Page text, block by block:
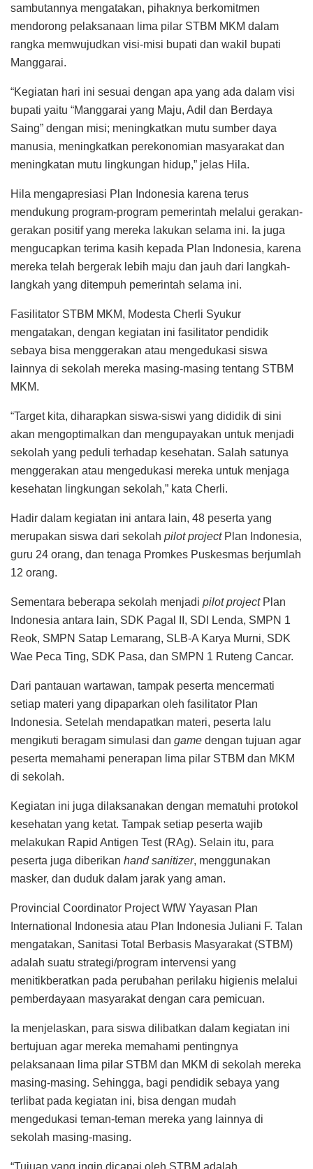
sambutannya mengatakan, pihaknya berkomitmen
mendorong pelaksanaan lima pilar STBM MKM dalam
rangka memwujudkan visi-misi bupati dan wakil bupati
Manggarai.
“Kegiatan hari ini sesuai dengan apa yang ada dalam visi
bupati yaitu “Manggarai yang Maju, Adil dan Berdaya
Saing” dengan misi; meningkatkan mutu sumber daya
manusia, meningkatkan perekonomian masyarakat dan
meningkatan mutu lingkungan hidup,” jelas Hila.
Hila mengapresiasi Plan Indonesia karena terus
mendukung program-program pemerintah melalui gerakan-
gerakan positif yang mereka lakukan selama ini. Ia juga
mengucapkan terima kasih kepada Plan Indonesia, karena
mereka telah bergerak lebih maju dan jauh dari langkah-
langkah yang ditempuh pemerintah selama ini.
Fasilitator STBM MKM, Modesta Cherli Syukur
mengatakan, dengan kegiatan ini fasilitator pendidik
sebaya bisa menggerakan atau mengedukasi siswa
lainnya di sekolah mereka masing-masing tentang STBM
MKM.
“Target kita, diharapkan siswa-siswi yang dididik di sini
akan mengoptimalkan dan mengupayakan untuk menjadi
sekolah yang peduli terhadap kesehatan. Salah satunya
menggerakan atau mengedukasi mereka untuk menjaga
kesehatan lingkungan sekolah,” kata Cherli.
Hadir dalam kegiatan ini antara lain, 48 peserta yang
merupakan siswa dari sekolah pilot projectPlan Indonesia,
guru 24 orang, dan tenaga Promkes Puskesmas berjumlah
12 orang.
Sementara beberapa sekolah menjadi pilot projectPlan
Indonesia antara lain, SDK Pagal II, SDI Lenda, SMPN 1
Reok, SMPN Satap Lemarang, SLB-A Karya Murni, SDK
Wae Peca Ting, SDK Pasa, dan SMPN 1 Ruteng Cancar.
Dari pantauan wartawan, tampak peserta mencermati
setiap materi yang dipaparkan oleh fasilitator Plan
Indonesia. Setelah mendapatkan materi, peserta lalu
mengikuti beragam simulasi dan game dengan tujuan agar
peserta memahami penerapan lima pilar STBM dan MKM
di sekolah.
Kegiatan ini juga dilaksanakan dengan mematuhi protokol
kesehatan yang ketat. Tampak setiap peserta wajib
melakukan Rapid Antigen Test (RAg). Selain itu, para
peserta juga diberikan hand sanitizer, menggunakan
masker, dan duduk dalam jarak yang aman.
Provincial Coordinator Project WfW Yayasan Plan
International Indonesia atau Plan Indonesia Juliani F. Talan
mengatakan, Sanitasi Total Berbasis Masyarakat (STBM)
adalah suatu strategi/program intervensi yang
menitikberatkan pada perubahan perilaku higienis melalui
pemberdayaan masyarakat dengan cara pemicuan.
Ia menjelaskan, para siswa dilibatkan dalam kegiatan ini
bertujuan agar mereka memahami pentingnya
pelaksanaan lima pilar STBM dan MKM di sekolah mereka
masing-masing. Sehingga, bagi pendidik sebaya yang
terlibat pada kegiatan ini, bisa dengan mudah
mengedukasi teman-teman mereka yang lainnya di
sekolah masing-masing.
“Tujuan yang ingin dicapai oleh STBM adalah